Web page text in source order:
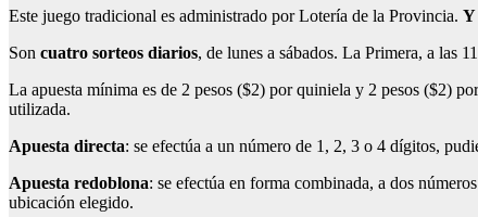
Este juego tradicional es administrado por Lotería de la Provincia. Y
Son cuatro sorteos diarios, de lunes a sábados. La Primera, a las
La apuesta mínima es de 2 pesos ($2) por quiniela y 2 pesos ($2)
utilizada.
Apuesta directa: se efectúa a un número de 1, 2, 3 o 4 dígitos,
Apuesta redoblona: se efectúa en forma combinada, a dos
ubicación elegido.